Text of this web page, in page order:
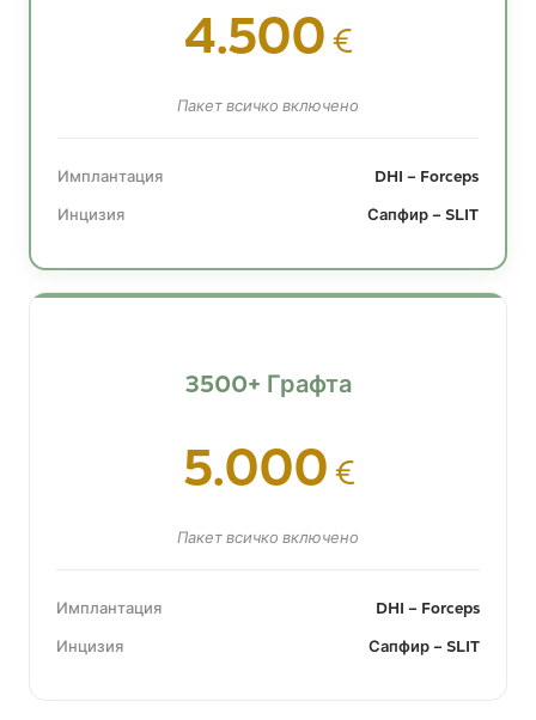
4.500€
Пакет всичко включено
Имплантация
DHI – Forceps
Инцизия
Сапфир – SLIT
3500+ Графта
5.000€
Пакет всичко включено
Имплантация
DHI – Forceps
Инцизия
Сапфир – SLIT